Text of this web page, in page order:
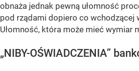
obnaża jednak pewną ułomność
pod rządami dopiero co wchodzącej
Ułomność, która może mieć wymiar
„NIBY-OŚWIADCZENIA”